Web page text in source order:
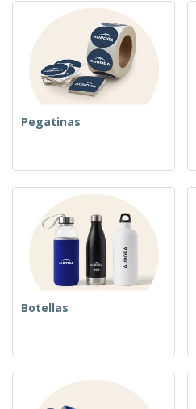
Pegatinas
Botellas